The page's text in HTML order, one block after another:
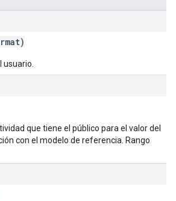
usuario.
que tiene el público para el valor del
con el modelo de referencia. Rango